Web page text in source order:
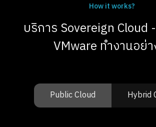
How it works?
บริการ Sovereign Cloud
VMware ทำงานอย่า
Public Cloud Hybrid